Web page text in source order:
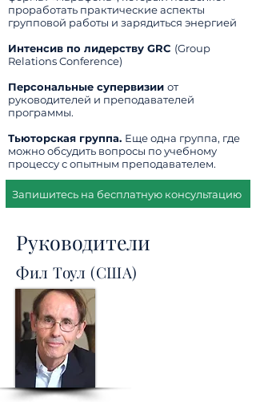
проработать практические аспекты
групповой работы и зарядиться энергией
Интенсив по лидерству GRC (Group
Relations Conference)
Персональные супервизии от
руководителей и преподавателей
программы.
Тьюторская группа. Еще одна группа, где
можно обсудить вопросы по учебному
процессу с опытным преподавателем.
Запишитесь на бесплатную консультацию
Руководители
Фил Тоул (США)